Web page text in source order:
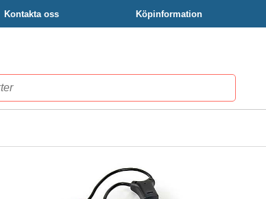
Kontakta oss Köpinformation